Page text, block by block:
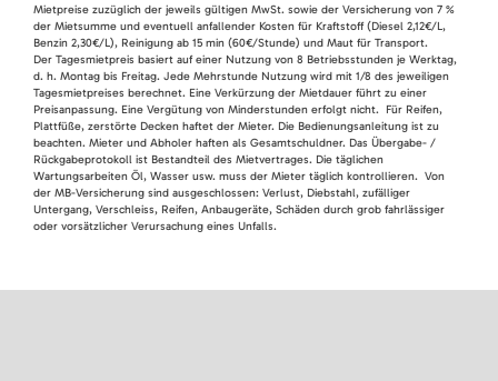
Mietpreise zuzüglich der jeweils gültigen MwSt. sowie der Versicherung von 7 %
der Mietsumme und eventuell anfallender Kosten für Kraftstoff (Diesel 2,12€/L,
Benzin 2,30€/L), Reinigung ab 15 min (60€/Stunde) und Maut für Transport.
Der Tagesmietpreis basiert auf einer Nutzung von 8 Betriebsstunden je Werktag,
d. h. Montag bis Freitag. Jede Mehrstunde Nutzung wird mit 1/8 des jeweiligen
Tagesmietpreises berechnet. Eine Verkürzung der Mietdauer führt zu einer
Preisanpassung. Eine Vergütung von Minderstunden erfolgt nicht. Für Reifen,
Plattfüße, zerstörte Decken haftet der Mieter. Die Bedienungsanleitung ist zu
beachten. Mieter und Abholer haften als Gesamtschuldner. Das Übergabe- /
Rückgabeprotokoll ist Bestandteil des Mietvertrages. Die täglichen
Wartungsarbeiten Öl, Wasser usw. muss der Mieter täglich kontrollieren. Von
der MB-Versicherung sind ausgeschlossen: Verlust, Diebstahl, zufälliger
Untergang, Verschleiss, Reifen, Anbaugeräte, Schäden durch grob fahrlässiger
oder vorsätzlicher Verursachung eines Unfalls.